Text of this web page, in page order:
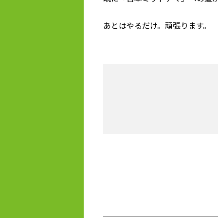
あとはやるだけ。頑張ります。